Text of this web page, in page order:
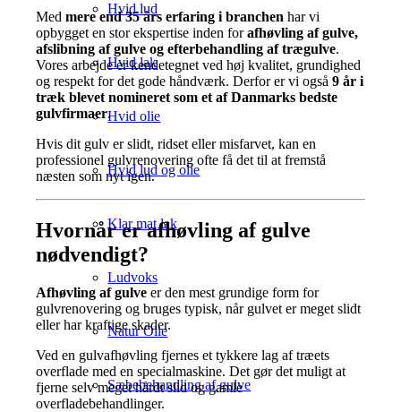
Hvid lud
Hvid lak
Hvid olie
Hvid lud og olie
Klar mat lak
Ludvoks
Natur Olie
Sæbebehandling af gulve
Medmere end 35 års erfaring i branchen har vi
opbygget en stor ekspertise inden forafhøvling af gulve,
afslibning af gulve og efterbehandling af trægulve.
Vores arbejde er kendetegnet ved høj kvalitet, grundighed
og respekt for det gode håndværk. Derfor er vi også9 år i
træk blevet nomineret som et af Danmarks bedste
gulvfirmaer.
Hvis dit gulv er slidt, ridset eller misfarvet, kan en
professionel gulvrenovering ofte få det til at fremstå
næsten som nyt igen.
Hvornår er afhøvling af gulve
nødvendigt?
Afhøvling af gulve er den mest grundige form for
gulvrenovering og bruges typisk, når gulvet er meget slidt
eller har kraftige skader.
Ved en gulvafhøvling fjernes et tykkere lag af træets
overflade med en specialmaskine. Det gør det muligt at
fjerne selv meget hårdt slid og gamle
overfladebehandlinger.